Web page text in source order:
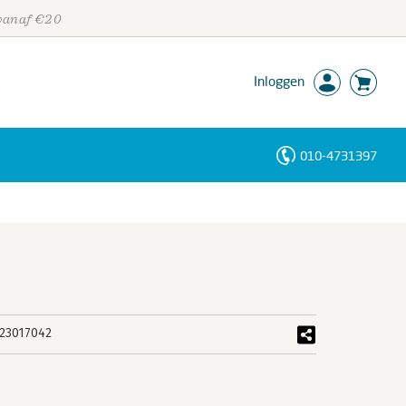
€20
Inloggen
010-4731397
Personen